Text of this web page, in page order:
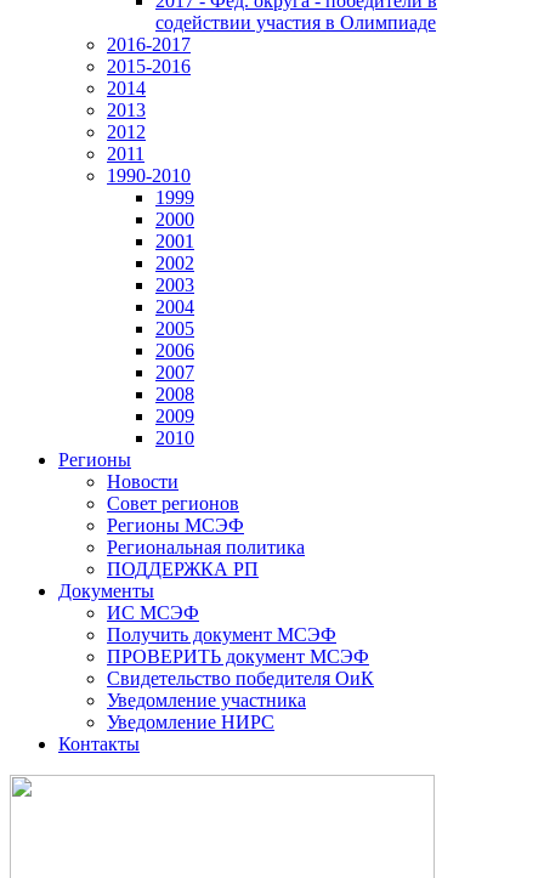
содействии участия в Олимпиаде
2016-2017
2015-2016
2014
2013
2012
2011
1990-2010
1999
2000
2001
2002
2003
2004
2005
2006
2007
2008
2009
2010
Регионы
Новости
Совет регионов
Регионы МСЭФ
Региональная политика
ПОДДЕРЖКА РП
Документы
ИС МСЭФ
Получить документ МСЭФ
ПРОВЕРИТЬ документ МСЭФ
Свидетельство победителя ОиК
Уведомление участника
Уведомление НИРС
Контакты